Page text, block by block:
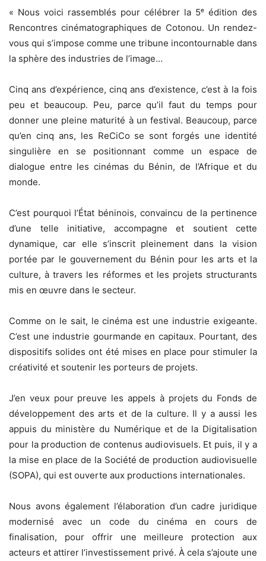
« Nous voici rassemblés pour célébrer la 5ᵉ édition des
Rencontres cinématographiques de Cotonou. Un rendez-
vous qui s’impose comme une tribune incontournable dans
la sphère des industries de l’image…
Cinq ans d’expérience, cinq ans d’existence, c’est à la fois
peu et beaucoup. Peu, parce qu’il faut du temps pour
donner une pleine maturité à un festival. Beaucoup, parce
qu’en cinq ans, les ReCiCo se sont forgés une identité
singulière en se positionnant comme un espace de
dialogue entre les cinémas du Bénin, de l’Afrique et du
monde.
C’est pourquoi l’État béninois, convaincu de la pertinence
d’une telle initiative, accompagne et soutient cette
dynamique, car elle s’inscrit pleinement dans la vision
portée par le gouvernement du Bénin pour les arts et la
culture, à travers les réformes et les projets structurants
mis en œuvre dans le secteur.
Comme on le sait, le cinéma est une industrie exigeante.
C’est une industrie gourmande en capitaux. Pourtant, des
dispositifs solides ont été mises en place pour stimuler la
créativité et soutenir les porteurs de projets.
J’en veux pour preuve les appels à projets du Fonds de
développement des arts et de la culture. Il y a aussi les
appuis du ministère du Numérique et de la Digitalisation
pour la production de contenus audiovisuels. Et puis, il y a
la mise en place de la Société de production audiovisuelle
(SOPA), qui est ouverte aux productions internationales.
Nous avons également l’élaboration d’un cadre juridique
modernisé avec un code du cinéma en cours de
finalisation, pour offrir une meilleure protection aux
acteurs et attirer l’investissement privé. À cela s’ajoute une